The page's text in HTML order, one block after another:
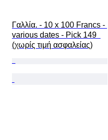
Γαλλία. - 10 x 100 Francs -
various dates - Pick 149
(χωρίς τιμή ασφαλείας)